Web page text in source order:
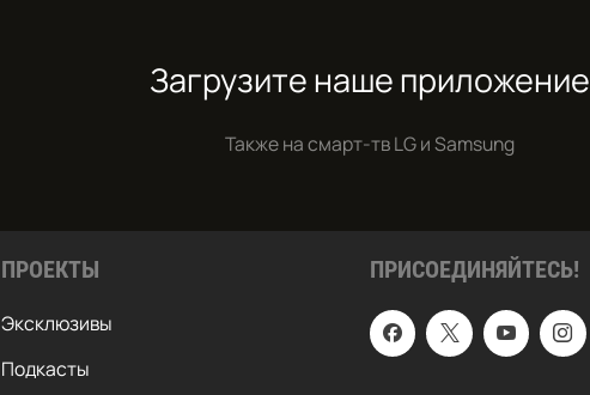
Загрузите наше приложение
Также на смарт-твLG и Samsung
ПРИСОЕДИНЯЙТЕСЬ!
ПРОЕКТЫ
Эксклюзивы
Подкасты